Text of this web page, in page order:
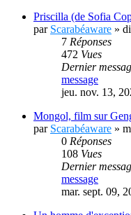
Priscilla (de Sofia
par Scarabéaware »
7 Réponses
472 Vues
Dernier
message
jeu. nov. 13,
Mongol, film sur
par Scarabéaware »
0 Réponses
108 Vues
Dernier
message
mar. sept. 09,